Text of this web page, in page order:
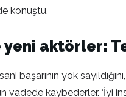
konuştu.
aktörler:
başarının yok
kaybederler. ‘İyi